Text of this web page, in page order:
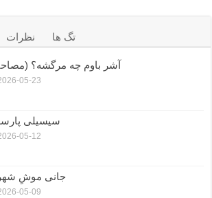
نظرات تگ ها
آشر باوم چه مرگشه؟
05-23
سیسیلی
05-12
جانی موشِ
05-09